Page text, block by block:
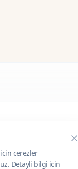
cerezler
Detayli bilgi icin